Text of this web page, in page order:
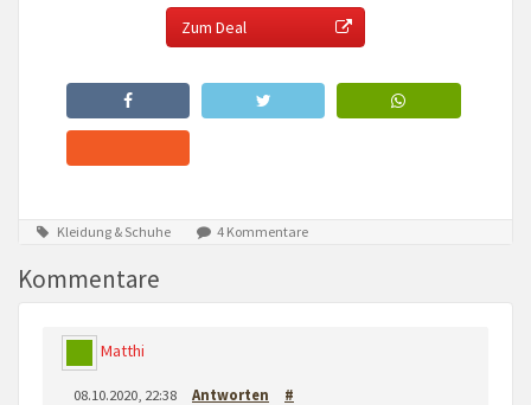
Zum Deal
Kleidung & Schuhe 4 Kommentare
Kommentare
Matthi
08.10.2020, 22:38 Antworten #